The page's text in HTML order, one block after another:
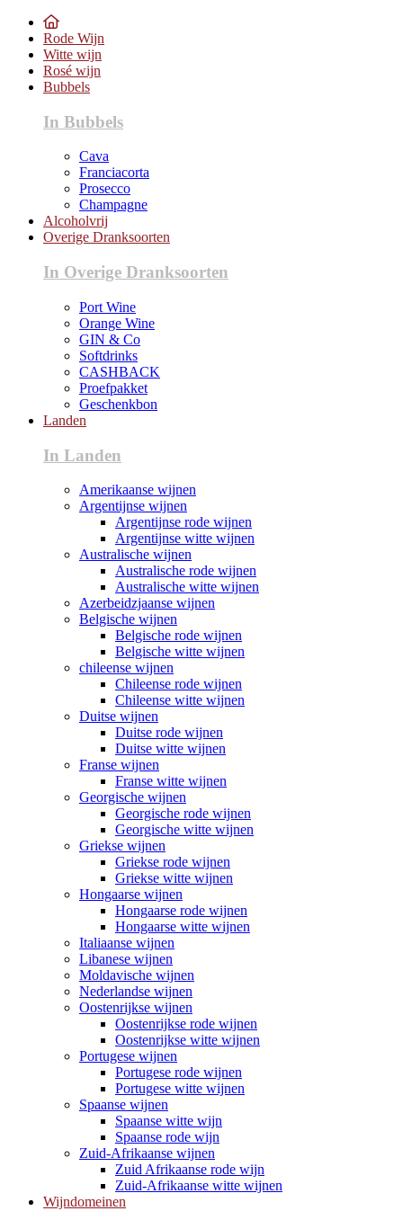
Rode Wijn
Witte wijn
Rosé wijn
Bubbels
In Bubbels
Cava
Franciacorta
Prosecco
Champagne
Alcoholvrij
Overige Dranksoorten
In Overige Dranksoorten
Port Wine
Orange Wine
GIN & Co
Softdrinks
CASHBACK
Proefpakket
Geschenkbon
Landen
In Landen
Amerikaanse wijnen
Argentijnse wijnen
Argentijnse rode wijnen
Argentijnse witte wijnen
Australische wijnen
Australische rode wijnen
Australische witte wijnen
Azerbeidzjaanse wijnen
Belgische wijnen
Belgische rode wijnen
Belgische witte wijnen
chileense wijnen
Chileense rode wijnen
Chileense witte wijnen
Duitse wijnen
Duitse rode wijnen
Duitse witte wijnen
Franse wijnen
Franse witte wijnen
Georgische wijnen
Georgische rode wijnen
Georgische witte wijnen
Griekse wijnen
Griekse rode wijnen
Griekse witte wijnen
Hongaarse wijnen
Hongaarse rode wijnen
Hongaarse witte wijnen
Italiaanse wijnen
Libanese wijnen
Moldavische wijnen
Nederlandse wijnen
Oostenrijkse wijnen
Oostenrijkse rode wijnen
Oostenrijkse witte wijnen
Portugese wijnen
Portugese rode wijnen
Portugese witte wijnen
Spaanse wijnen
Spaanse witte wijn
Spaanse rode wijn
Zuid-Afrikaanse wijnen
Zuid Afrikaanse rode wijn
Zuid-Afrikaanse witte wijnen
Wijndomeinen